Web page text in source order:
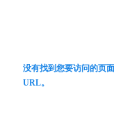
没有找到您要访问的页
URL。